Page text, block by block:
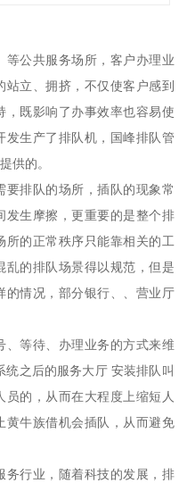
等公共服务场所，客户办理业
立、拥挤，不仅使客户感到
，既影响了办事效率也容易使
发生产了排队机，国峰排队管
供的。
排队的场所，插队的现象常
发生摩擦，更重要的是整个排
所的正常秩序只能靠相关的工
乱的排队场景得以规范，但是
的情况，部分银行、、营业厅
、等待、办理业务的方式来维
之后的服务大厅 安装排队叫
的，从而在大程度上缩短人
黄牛族借机会插队，从而避免
务行业，随着科技的发展，排